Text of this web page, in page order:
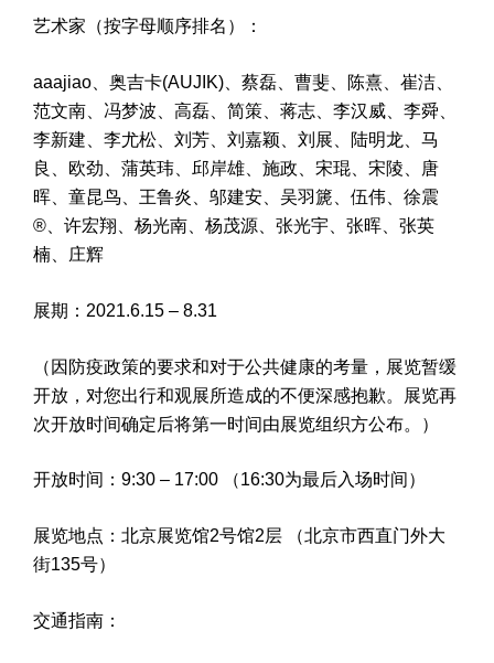
艺术家（按字母顺序排名）：
aaajiao、奥吉卡(AUJIK)、蔡磊、曹斐、陈熹、崔洁、
范文南、冯梦波、高磊、简策、蒋志、李汉威、李舜、
李新建、李尤松、刘芳、刘嘉颖、刘展、陆明龙、马
良、欧劲、蒲英玮、邱岸雄、施政、宋琨、宋陵、唐
晖、童昆鸟、王鲁炎、邬建安、吴羽篪、伍伟、徐震
®、许宏翔、杨光南、杨茂源、张光宇、张晖、张英
楠、庄辉
展期：2021.6.15 – 8.31
（因防疫政策的要求和对于公共健康的考量，展览暂缓
开放，对您出行和观展所造成的不便深感抱歉。展览再
次开放时间确定后将第一时间由展览组织方公布。）
开放时间：9:30 – 17:00 （16:30为最后入场时间）
展览地点：北京展览馆2号馆2层 （北京市西直门外大
街135号）
交通指南：